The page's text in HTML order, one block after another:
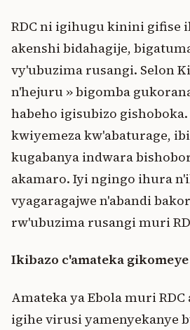
RDC ni igihugu kinini gifise
akenshi bidahagije,
vy'ubuzima rusangi. Selon
n'hejuru » bigomba
habeho igisubizo gishoboka.
kwiyemeza kw'abaturage,
kugabanya indwara
akamaro. Iyi ngingo ihura
vyagaragajwe n'abandi
rw'ubuzima rusangi muri
Ikibazo c'amateka gikomeye
Amateka ya Ebola muri
igihe virusi yamenyekanye